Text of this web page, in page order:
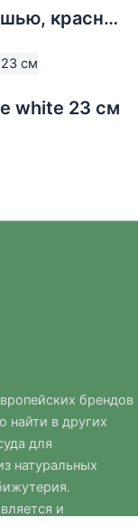
Бумага упаковочная тишью, красная, 50 х 66 см
white 23 см
брендов
найти в других
для
натуральных
и